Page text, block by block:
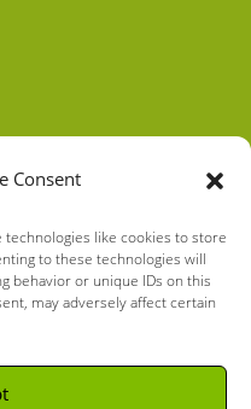
Consent
like cookies to store
to these technologies will
behavior or unique IDs on this
may adversely affect certain
S.L.
Congost, 5
(España)